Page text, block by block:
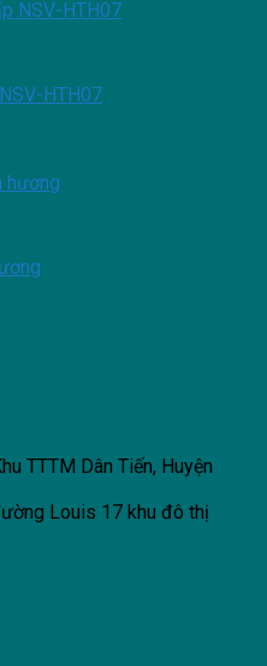
HTH07
TTTM Dân Tiến, Huyện
Louis 17 khu đô thị